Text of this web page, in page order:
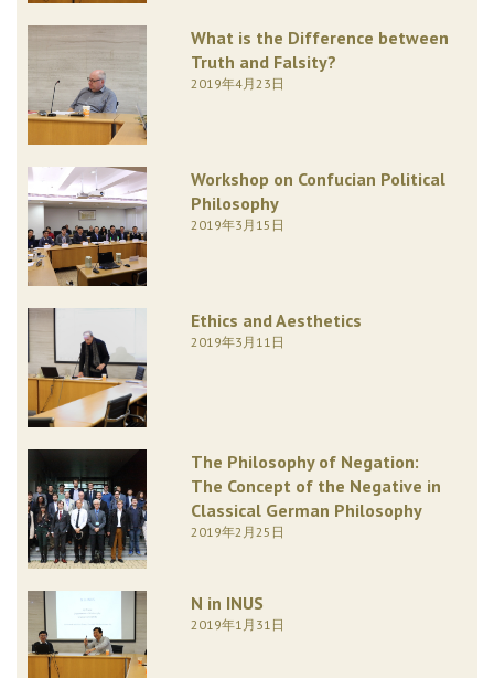
What is the Difference between
Truth and Falsity?
2019年4月23日
Workshop on Confucian Political
Philosophy
2019年3月15日
Ethics and Aesthetics
2019年3月11日
The Philosophy of Negation:
The Concept of the Negative in
Classical German Philosophy
2019年2月25日
N in INUS
2019年1月31日